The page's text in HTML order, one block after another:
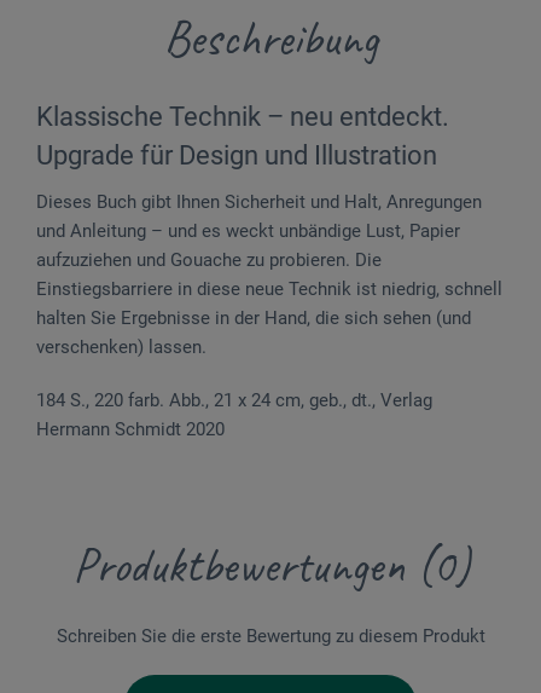
Beschreibung
Klassische Technik – neu entdeckt.
Upgrade für Design und Illustration
Dieses Buch gibt Ihnen Sicherheit und Halt, Anregungen
und Anleitung – und es weckt unbändige Lust, Papier
aufzuziehen und Gouache zu probieren. Die
Einstiegsbarriere in diese neue Technik ist niedrig, schnell
halten Sie Ergebnisse in der Hand, die sich sehen (und
verschenken) lassen.
184 S., 220 farb. Abb., 21 x 24 cm, geb., dt., Verlag
Hermann Schmidt 2020
Produktbewertungen (0)
Schreiben Sie die erste Bewertung zu diesem Produkt